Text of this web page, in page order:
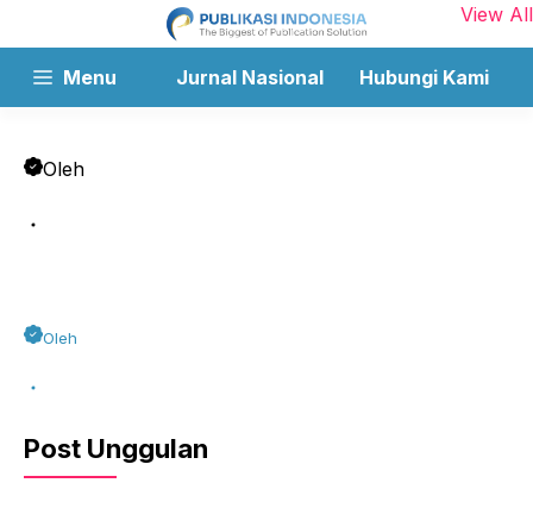
Menu Jurnal Nasional Hubungi Kami
Oleh
Oleh
Post Unggulan
View All